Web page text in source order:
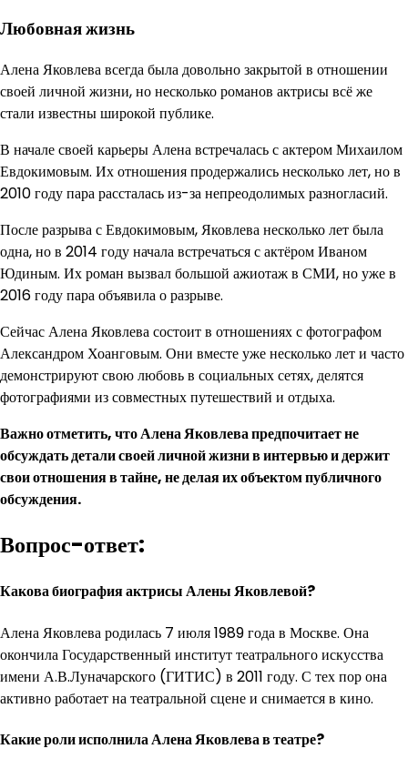
Любовная жизнь
Алена Яковлева всегда была довольно закрытой в отношении
своей личной жизни, но несколько романов актрисы всё же
стали известны широкой публике.
В начале своей карьеры Алена встречалась с актером Михаилом
Евдокимовым. Их отношения продержались несколько лет, но в
2010 году пара рассталась из-за непреодолимых разногласий.
После разрыва с Евдокимовым, Яковлева несколько лет была
одна, но в 2014 году начала встречаться с актёром Иваном
Юдиным. Их роман вызвал большой ажиотаж в СМИ, но уже в
2016 году пара объявила о разрыве.
Сейчас Алена Яковлева состоит в отношениях с фотографом
Александром Хоанговым. Они вместе уже несколько лет и часто
демонстрируют свою любовь в социальных сетях, делятся
фотографиями из совместных путешествий и отдыха.
Важно отметить, что Алена Яковлева предпочитает не
обсуждать детали своей личной жизни в интервью и держит
свои отношения в тайне, не делая их объектом публичного
обсуждения.
Вопрос-ответ:
Какова биография актрисы Алены Яковлевой?
Алена Яковлева родилась 7 июля 1989 года в Москве. Она
окончила Государственный институт театрального искусства
имени А.В.Луначарского (ГИТИС) в 2011 году. С тех пор она
активно работает на театральной сцене и снимается в кино.
Какие роли исполнила Алена Яковлева в театре?